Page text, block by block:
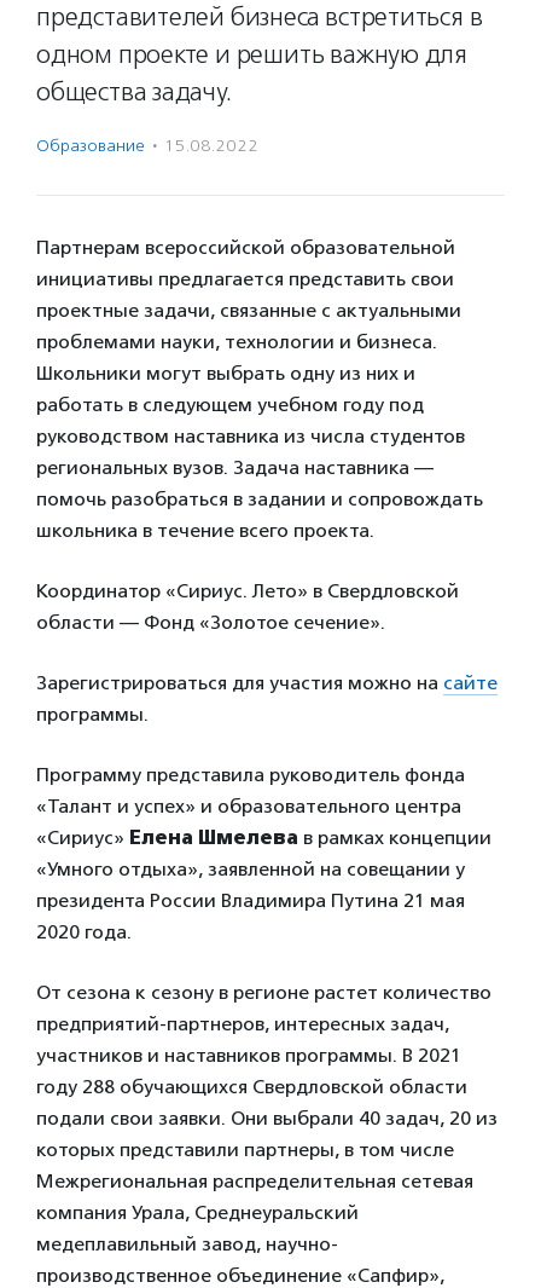
представителей бизнеса встретиться в
одном проекте и решить важную для
общества задачу.
Образование · 15.08.2022
Партнерам всероссийской образовательной
инициативы предлагается представить свои
проектные задачи, связанные с актуальными
проблемами науки, технологии и бизнеса.
Школьники могут выбрать одну из них и
работать в следующем учебном году под
руководством наставника из числа студентов
региональных вузов. Задача наставника —
помочь разобраться в задании и сопровождать
школьника в течение всего проекта.
Координатор «Сириус. Лето» в Свердловской
области — Фонд «Золотое сечение».
Зарегистрироваться для участия можно на сайте
программы.
Программу представила руководитель фонда
«Талант и успех» и образовательного центра
«Сириус» Елена Шмелева в рамках концепции
«Умного отдыха», заявленной на совещании у
президента России Владимира Путина 21 мая
2020 года.
От сезона к сезону в регионе растет количество
предприятий-партнеров, интересных задач,
участников и наставников программы. В 2021
году 288 обучающихся Свердловской области
подали свои заявки. Они выбрали 40 задач, 20 из
которых представили партнеры, в том числе
Межрегиональная распределительная сетевая
компания Урала, Среднеуральский
медеплавильный завод, научно-
производственное объединение «Сапфир»,